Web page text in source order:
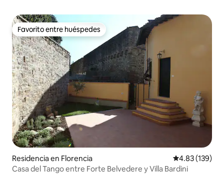
Favorito entre huéspedes
Favorito entre huéspedes
Residencia en Florencia Calificación
4.83 (139)
Casa del Tango entre Forte Belvedere y Villa Bardini